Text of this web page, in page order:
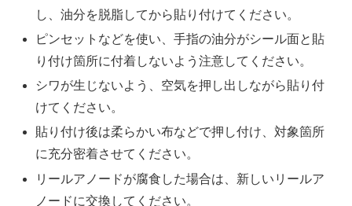
し、油分を脱脂してから貼り付けてください。
ピンセットなどを使い、手指の油分がシール面と貼
り付け箇所に付着しないよう注意してください。
シワが生じないよう、空気を押し出しながら貼り付
けてください。
貼り付け後は柔らかい布などで押し付け、対象箇所
に充分密着させてください。
リールアノードが腐食した場合は、新しいリールア
ノードに交換してください。